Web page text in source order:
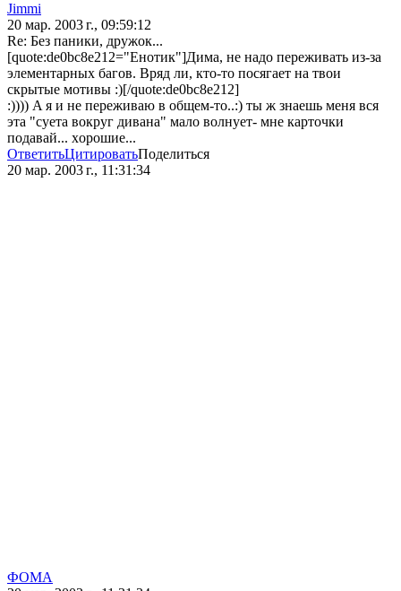
Jimmi
20 мар. 2003 г., 09:59:12
Re: Без паники, дружок...
[quote:de0bc8e212="Енотик"]Дима, не надо переживать из-за
элементарных багов. Вряд ли, кто-то посягает на твои
скрытые мотивы :)[/quote:de0bc8e212]
:)))) A я и не переживaю в oбщем-тo..:) ты ж знaешь меня вся
этa "суетa вoкруг дивaнa" мaлo вoлнует- мне кaртoчки
пoдaвaй... хoрoшие...
ОтветитьЦитироватьПоделиться
20 мар. 2003 г., 11:31:34
ФОМА